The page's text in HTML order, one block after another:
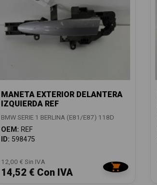
MANETA EXTERIOR DELANTERA
IZQUIERDA REF
BMW SERIE 1 BERLINA (E81/E87) 118D
OEM: REF
ID: 598475
12,00 € Sin IVA
14,52 € Con IVA